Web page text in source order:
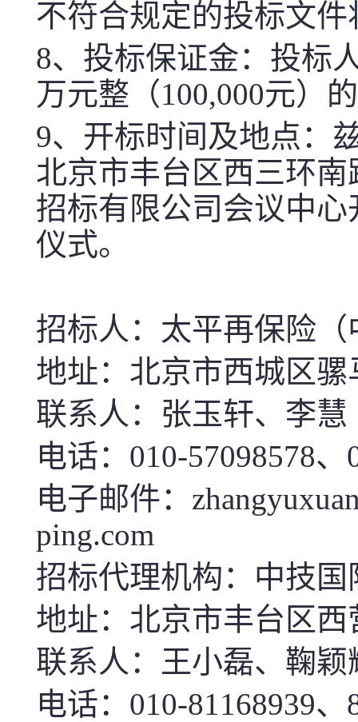
不符合规定的投标文
8、 投标保证金：投标
万元整（100,000元）
9、 开标时间及地点：
北京市丰台区西三环
招标有限公司会议中
仪式。
招标人：太平再保险
地址：北京市西城区
联系人：张玉轩、李慧
电话：010-57098578、
电子邮件：
ping.com
招标代理机构：中技
地址：北京市丰台区
联系人：王小磊、鞠颖
电话：010-81168939、